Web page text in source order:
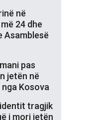
në
24 dhe
Asamblesë
pas
jetën në
Kosova
tragjik
i mori jetën